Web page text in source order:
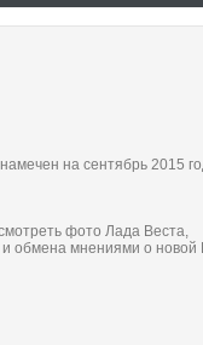
на сентябрь 2015
фото Лада Веста,
и обмена мнениями о новой